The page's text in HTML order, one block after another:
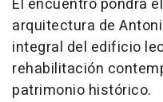
arquitectura de
integral del edificio
rehabilitación
patrimonio histórico.